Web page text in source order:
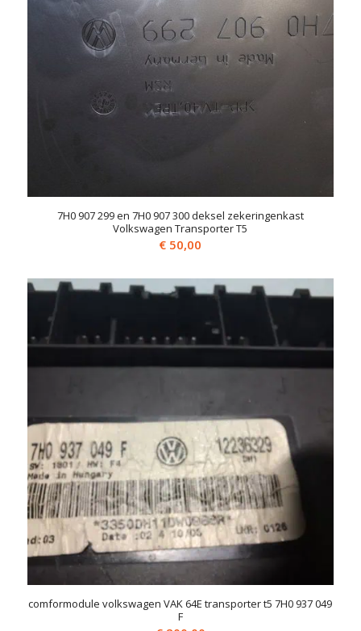
7H0 907 299 en 7H0 907 300 deksel zekeringenkast
Volkswagen Transporter T5
€ 50,00
comformodule volkswagen VAK 64E transporter t5 7H0 937 049
F